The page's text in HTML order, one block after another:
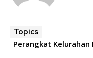
Topics
Perangkat Kelurahan